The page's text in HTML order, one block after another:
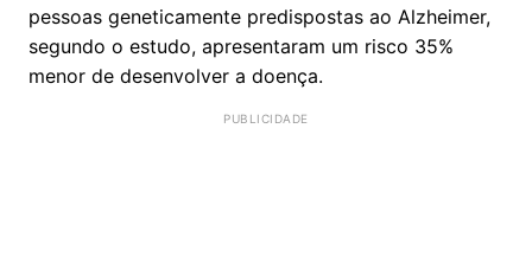
pessoas geneticamente predispostas ao Alzheimer,
segundo o estudo, apresentaram um risco 35%
menor de desenvolver a doença.